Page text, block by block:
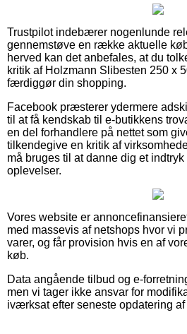
Trustpilot indebærer nogenlunde
gennemstøve en række aktuelle
herved kan det anbefales, at du
kritik af Holzmann Slibesten 250 x
færdiggør din shopping.
Facebook præsterer ydermere
til at få kendskab til e-butikkens
en del forhandlere på nettet som
tilkendegive en kritik af
må bruges til at danne dig et
oplevelser.
Vores website er
med massevis af netshops hvor vi
varer, og får provision hvis en af
køb.
Data angående tilbud og e-
men vi tager ikke ansvar for
iværksat efter seneste opdatering